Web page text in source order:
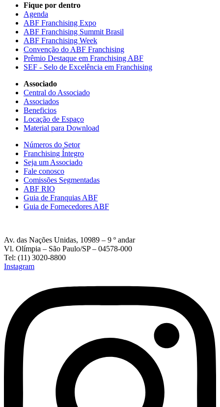
Fique por dentro
Agenda
ABF Franchising Expo
ABF Franchising Summit Brasil
ABF Franchising Week
Convenção do ABF Franchising
Prêmio Destaque em Franchising ABF
SEF - Selo de Excelência em Franchising
Associado
Central do Associado
Associados
Beneficios
Locação de Espaço
Material para Download
Números do Setor
Franchising Íntegro
Seja um Associado
Fale conosco
Comissões Segmentadas
ABF RIO
Guia de Franquias ABF
Guia de Fornecedores ABF
Av. das Nações Unidas, 10989 – 9 º andar
Vl. Olímpia – São Paulo/SP – 04578-000
Tel: (11) 3020-8800
Instagram